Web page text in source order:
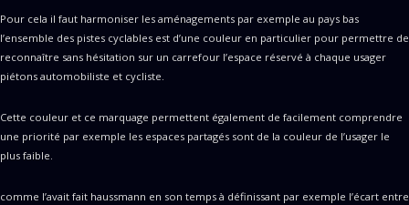
Pour cela il faut harmoniser les aménagements par exemple au pays bas
l’ensemble des pistes cyclables est d’une couleur en particulier pour permettre de
reconnaître sans hésitation sur un carrefour l’espace réservé à chaque usager
piétons automobiliste et cycliste.
Cette couleur et ce marquage permettent également de facilement comprendre
une priorité par exemple les espaces partagés sont de la couleur de l’usager le
plus faible.
comme l’avait fait haussmann en son temps à définissant par exemple l’écart entre